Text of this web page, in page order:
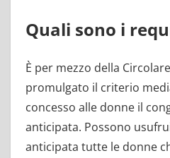
Quali sono i
È per mezzo della
promulgato il criterio
concesso alle donne il
anticipata. Possono
anticipata tutte le donne